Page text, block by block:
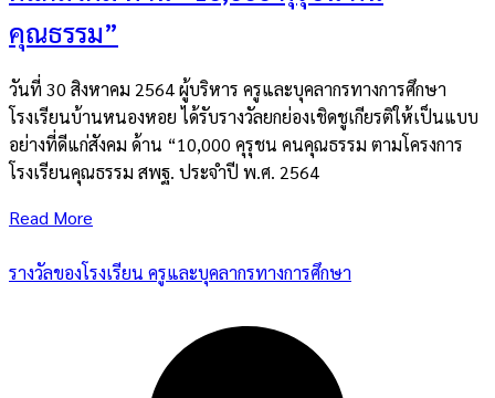
คุณธรรม”
วันที่ 30 สิงหาคม 2564 ผู้บริหาร ครูและบุคลากรทางการศึกษา
โรงเรียนบ้านหนองหอย ได้รับรางวัลยกย่องเชิดชูเกียรติให้เป็นแบบ
อย่างที่ดีแก่สังคม ด้าน “10,000 คุรุชน คนคุณธรรม ตามโครงการ
โรงเรียนคุณธรรม สพฐ. ประจำปี พ.ศ. 2564
Read More
รางวัลของโรงเรียน ครูและบุคลากรทางการศึกษา